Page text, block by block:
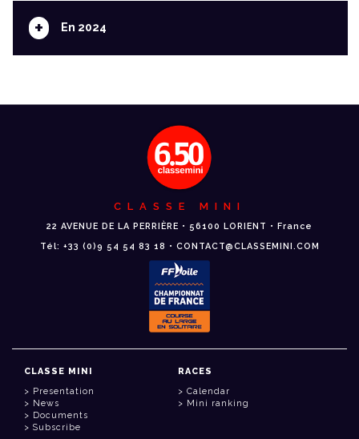
+ En 2024
CLASSE MINI
22 AVENUE DE LA PERRIÈRE • 56100 LORIENT • France
Tél: +33 (0)9 54 54 83 18 • CONTACT@CLASSEMINI.COM
CLASSE MINI
Presentation
News
Documents
Subscribe
RACES
Calendar
Mini ranking